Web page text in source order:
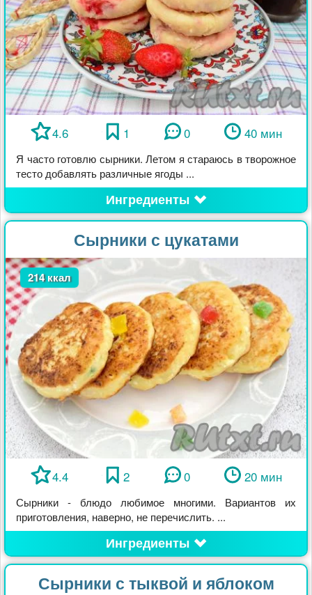
4.6 1 0 40 мин
Я часто готовлю сырники. Летом я стараюсь в творожное
тесто добавлять различные ягоды ...
Ингредиенты
Сырники с цукатами
214 ккал
4.4 2 0 20 мин
Сырники - блюдо любимое многими. Вариантов их
приготовления, наверно, не перечислить. ...
Ингредиенты
Сырники с тыквой и яблоком